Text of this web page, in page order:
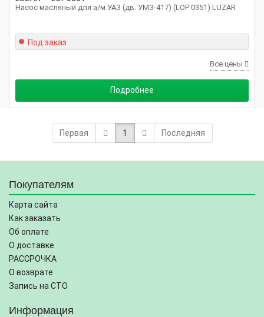
Насос масляный для а/м УАЗ (дв. УМЗ-417) (LOP 0351) LUZAR
Под заказ
Все цены
Подробнее
Первая 1 Последняя
Покупателям
Карта сайта
Как заказать
Об оплате
О доставке
РАССРОЧКА
О возврате
Запись на СТО
Информация